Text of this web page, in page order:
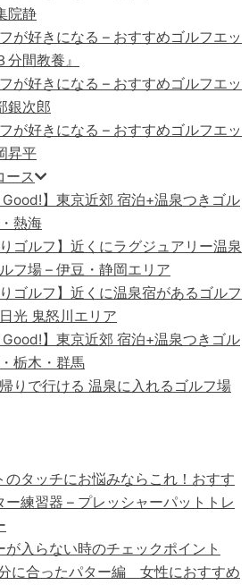
院静
が好きになる – おすすめゴルフエッ
間教養』
が好きになる – おすすめゴルフエッ
次郎
が好きになる – おすすめゴルフエッ
昇平
ース
Good!】東京近郊 宿泊+温泉つきゴル
熱海
りゴルフ】近くにラグジュアリー温泉
フ場 – 伊豆・静岡エリア
りゴルフ】近くに温泉宿があるゴルフ
光 鬼怒川エリア
Good!】東京近郊 宿泊+温泉つきゴル
栃木・群馬
りで行ける 温泉に入れるゴルフ場
のタッチにお悩みならこれ！おすす
ー練習器 – プレッシャーパットトレ
が入らない時のチェックポイント
合ったパター編 女性におすすめ